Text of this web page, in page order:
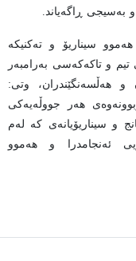
بەسیجی ڕاگەیاند.
سیناریۆ و تەکنیکە
تیم و تاکەکەسی بەرامبەر
و هەڵسەنگێندران، وتی:
هەر جووڵەیەکی
و سیناریۆیانەی کە لەم
ئەنجامدرا و هەموو